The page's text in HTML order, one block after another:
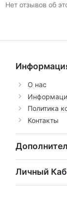
Нет отзывов об
О нас
Политика
Контакты
Личный